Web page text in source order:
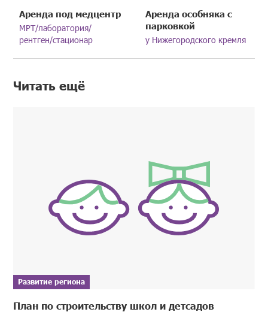
Аренда под медцентр
МРТ/лаборатория/
рентген/стационар
Аренда особняка с
парковкой
у Нижегородского кремля
Читать ещё
Развитие региона
План по строительству школ и детсадов